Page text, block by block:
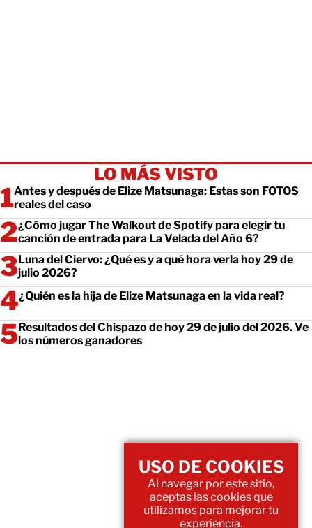
LO MÁS VISTO
Antes y después de Elize Matsunaga: Estas son FOTOS
reales del caso
¿Cómo jugar The Walkout de Spotify para elegir tu
canción de entrada para La Velada del Año 6?
Luna del Ciervo: ¿Qué es y a qué hora verla hoy 29 de
julio 2026?
¿Quién es la hija de Elize Matsunaga en la vida real?
Resultados del Chispazo de hoy 29 de julio del 2026. Ve
los números ganadores
USO DE COOKIES
Al navegar por este sitio,
aceptas las cookies que
utilizamos para mejorar tu
experiencia.